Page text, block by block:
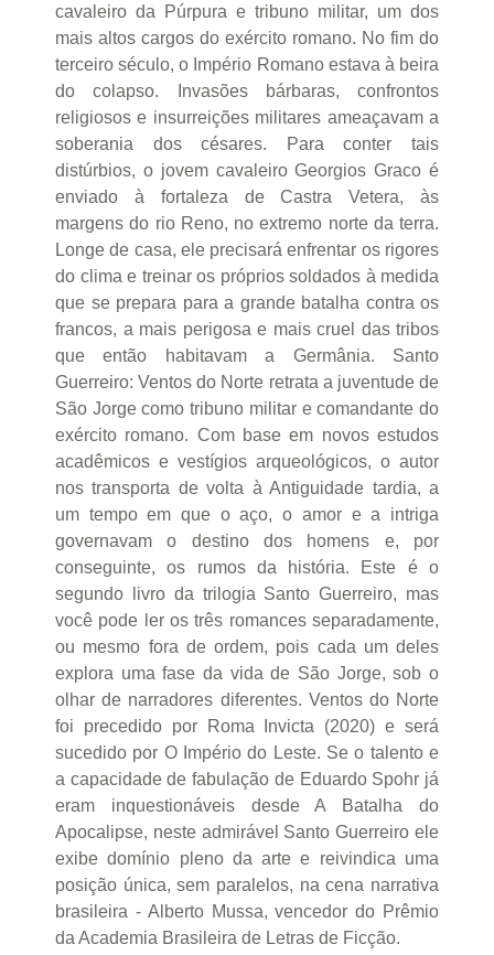
cavaleiro da Púrpura e tribuno militar, um dos
mais altos cargos do exército romano. No fim do
terceiro século, o Império Romano estava à beira
do colapso. Invasões bárbaras, confrontos
religiosos e insurreições militares ameaçavam a
soberania dos césares. Para conter tais
distúrbios, o jovem cavaleiro Georgios Graco é
enviado à fortaleza de Castra Vetera, às
margens do rio Reno, no extremo norte da terra.
Longe de casa, ele precisará enfrentar os rigores
do clima e treinar os próprios soldados à medida
que se prepara para a grande batalha contra os
francos, a mais perigosa e mais cruel das tribos
que então habitavam a Germânia. Santo
Guerreiro: Ventos do Norte retrata a juventude de
São Jorge como tribuno militar e comandante do
exército romano. Com base em novos estudos
acadêmicos e vestígios arqueológicos, o autor
nos transporta de volta à Antiguidade tardia, a
um tempo em que o aço, o amor e a intriga
governavam o destino dos homens e, por
conseguinte, os rumos da história. Este é o
segundo livro da trilogia Santo Guerreiro, mas
você pode ler os três romances separadamente,
ou mesmo fora de ordem, pois cada um deles
explora uma fase da vida de São Jorge, sob o
olhar de narradores diferentes. Ventos do Norte
foi precedido por Roma Invicta (2020) e será
sucedido por O Império do Leste. Se o talento e
a capacidade de fabulação de Eduardo Spohr já
eram inquestionáveis desde A Batalha do
Apocalipse, neste admirável Santo Guerreiro ele
exibe domínio pleno da arte e reivindica uma
posição única, sem paralelos, na cena narrativa
brasileira - Alberto Mussa, vencedor do Prêmio
da Academia Brasileira de Letras de Ficção.